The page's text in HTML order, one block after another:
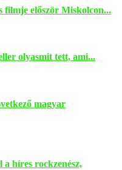
filmje először Miskolcon...
olyasmit tett, ami...
magyar
híres rockzenész,